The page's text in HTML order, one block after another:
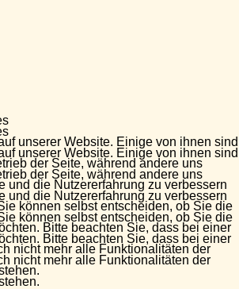
unserer Website. Einige von ihnen sind
der Seite, während andere uns
und die Nutzererfahrung zu verbessern
können selbst entscheiden, ob Sie die
Bitte beachten Sie, dass bei einer
nicht mehr alle Funktionalitäten der
unserer Website. Einige von ihnen sind
der Seite, während andere uns
und die Nutzererfahrung zu verbessern
können selbst entscheiden, ob Sie die
Bitte beachten Sie, dass bei einer
nicht mehr alle Funktionalitäten der